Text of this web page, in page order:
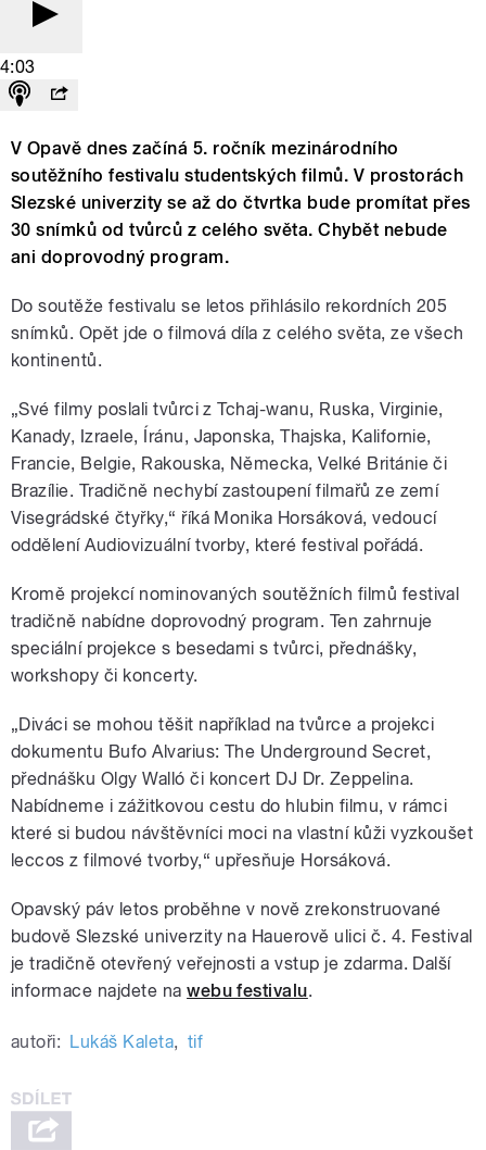
4:03
V Opavě dnes začíná 5. ročník mezinárodního
soutěžního festivalu studentských filmů. V prostorách
Slezské univerzity se až do čtvrtka bude promítat přes
30 snímků od tvůrců z celého světa. Chybět nebude
ani doprovodný program.
Do soutěže festivalu se letos přihlásilo rekordních 205
snímků. Opět jde o filmová díla z celého světa, ze všech
kontinentů.
„Své filmy poslali tvůrci z Tchaj-wanu, Ruska, Virginie,
Kanady, Izraele, Íránu, Japonska, Thajska, Kalifornie,
Francie, Belgie, Rakouska, Německa, Velké Británie či
Brazílie. Tradičně nechybí zastoupení filmařů ze zemí
Visegrádské čtyřky,“ říká Monika Horsáková, vedoucí
oddělení Audiovizuální tvorby, které festival pořádá.
Kromě projekcí nominovaných soutěžních filmů festival
tradičně nabídne doprovodný program. Ten zahrnuje
speciální projekce s besedami s tvůrci, přednášky,
workshopy či koncerty.
„Diváci se mohou těšit například na tvůrce a projekci
dokumentu Bufo Alvarius: The Underground Secret,
přednášku Olgy Walló či koncert DJ Dr. Zeppelina.
Nabídneme i zážitkovou cestu do hlubin filmu, v rámci
které si budou návštěvníci moci na vlastní kůži vyzkoušet
leccos z filmové tvorby,“ upřesňuje Horsáková.
Opavský páv letos proběhne v nově zrekonstruované
budově Slezské univerzity na Hauerově ulici č. 4. Festival
je tradičně otevřený veřejnosti a vstup je zdarma. Další
informace najdete nawebu festivalu.
autoři: Lukáš Kaleta, tif